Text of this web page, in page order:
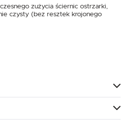
zużycia ściernic ostrzarki,
czysty (bez resztek krojonego